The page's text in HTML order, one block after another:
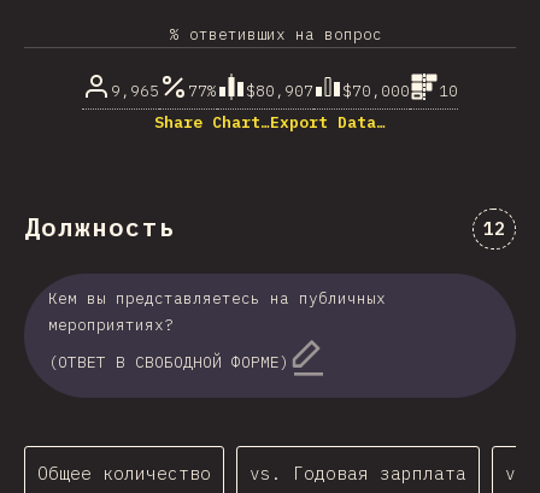
% ответивших на вопрос
9,965 77% $80,907 $70,000
10
Share Chart…Export Data…
Должность 12
Кем вы представляетесь на публичных
мероприятиях?
(ОТВЕТ В СВОБОДНОЙ ФОРМЕ)
Общее количество vs. Годовая зарплата vs.